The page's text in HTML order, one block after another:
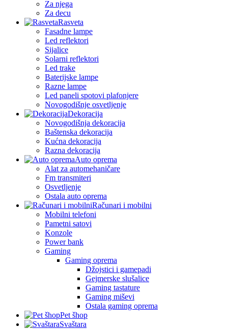
Za njega
Za decu
Rasveta
Fasadne lampe
Led reflektori
Sijalice
Solarni reflektori
Led trake
Baterijske lampe
Razne lampe
Led paneli spotovi plafonjere
Novogodišnje osvetljenje
Dekoracija
Novogodišnja dekoracija
Baštenska dekoracija
Kućna dekoracija
Razna dekoracija
Auto oprema
Alat za automehaničare
Fm transmiteri
Osvetljenje
Ostala auto oprema
Računari i mobilni
Mobilni telefoni
Pametni satovi
Konzole
Power bank
Gaming
Gaming oprema
Džojstici i gamepadi
Gejmerske slušalice
Gaming tastature
Gaming miševi
Ostala gaming oprema
Pet šhop
Svaštara